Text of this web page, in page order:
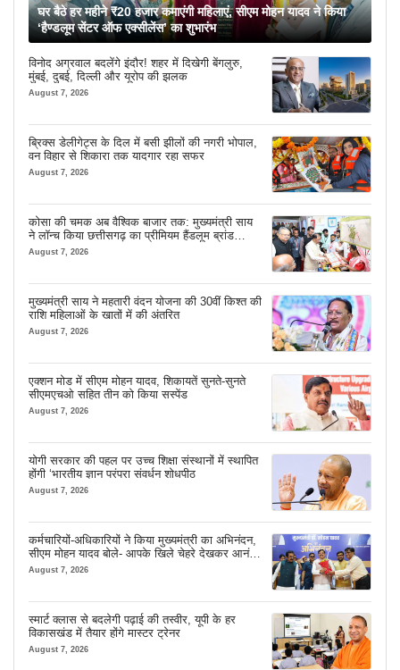
घर बैठे हर महीने ₹20 हजार कमाएंगी महिलाएं, सीएम मोहन यादव ने किया
‘हैण्डलूम सेंटर ऑफ एक्सीलेंस’ का शुभारंभ
विनोद अग्रवाल बदलेंगे इंदौर! शहर में दिखेगी बेंगलुरु,
मुंबई, दुबई, दिल्ली और यूरोप की झलक
August 7, 2026
ब्रिक्स डेलीगेट्स के दिल में बसी झीलों की नगरी भोपाल,
वन विहार से शिकारा तक यादगार रहा सफर
August 7, 2026
कोसा की चमक अब वैश्विक बाजार तक: मुख्यमंत्री साय
ने लॉन्च किया छत्तीसगढ़ का प्रीमियम हैंडलूम ब्रांड
‘कोशल फैब’
August 7, 2026
मुख्यमंत्री साय ने महतारी वंदन योजना की 30वीं किश्त की
राशि महिलाओं के खातों में की अंतरित
August 7, 2026
एक्शन मोड में सीएम मोहन यादव, शिकायतें सुनते-सुनते
सीएमएचओ सहित तीन को किया सस्पेंड
August 7, 2026
योगी सरकार की पहल पर उच्च शिक्षा संस्थानों में स्थापित
होंगी ‘भारतीय ज्ञान परंपरा संवर्धन शोधपीठ
August 7, 2026
कर्मचारियों-अधिकारियों ने किया मुख्यमंत्री का अभिनंदन,
सीएम मोहन यादव बोले- आपके खिले चेहरे देखकर आनंद
आता है
August 7, 2026
स्मार्ट क्लास से बदलेगी पढ़ाई की तस्वीर, यूपी के हर
विकासखंड में तैयार होंगे मास्टर ट्रेनर
August 7, 2026